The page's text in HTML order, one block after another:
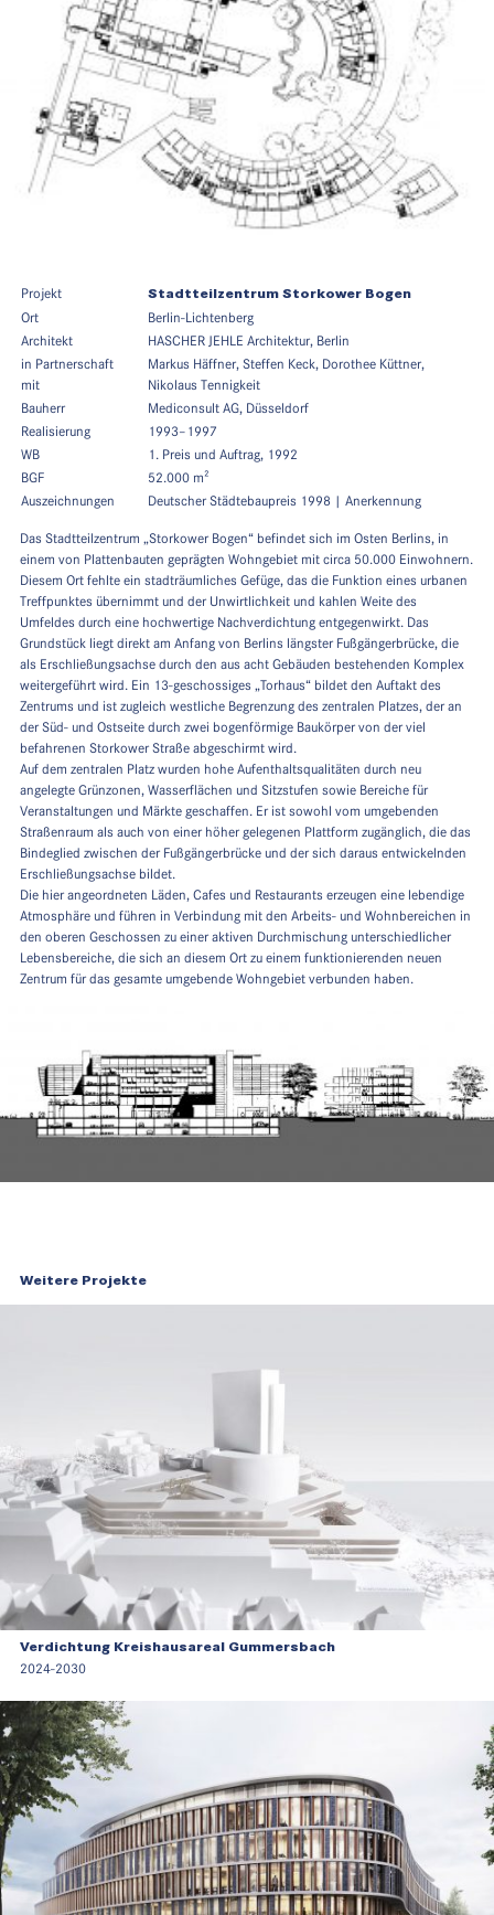
Projekt Stadtteilzentrum Storkower Bogen
Ort
Berlin-Lichtenberg
Architekt
HASCHER JEHLE Architektur, Berlin
in Partnerschaft
mit
Markus Häffner, Steffen Keck, Dorothee Küttner,
Nikolaus Tennigkeit
Bauherr
Mediconsult AG, Düsseldorf
Realisierung
1993–1997
WB
1. Preis und Auftrag, 1992
BGF
52.000 m²
Auszeichnungen
Deutscher Städtebaupreis 1998 | Anerkennung
Das Stadtteilzentrum „Storkower Bogen“ befindet sich im Osten Berlins, in
einem von Plattenbauten geprägten Wohngebiet mit circa 50.000 Einwohnern.
Diesem Ort fehlte ein stadträumliches Gefüge, das die Funktion eines urbanen
Treffpunktes übernimmt und der Unwirtlichkeit und kahlen Weite des
Umfeldes durch eine hochwertige Nachverdichtung entgegenwirkt. Das
Grundstück liegt direkt am Anfang von Berlins längster Fußgängerbrücke, die
als Erschließungsachse durch den aus acht Gebäuden bestehenden Komplex
weitergeführt wird. Ein 13-geschossiges „Torhaus“ bildet den Auftakt des
Zentrums und ist zugleich westliche Begrenzung des zentralen Platzes, der an
der Süd- und Ostseite durch zwei bogenförmige Baukörper von der viel
befahrenen Storkower Straße abgeschirmt wird.
Auf dem zentralen Platz wurden hohe Aufenthaltsqualitäten durch neu
angelegte Grünzonen, Wasserflächen und Sitzstufen sowie Bereiche für
Veranstaltungen und Märkte geschaffen. Er ist sowohl vom umgebenden
Straßenraum als auch von einer höher gelegenen Plattform zugänglich, die das
Bindeglied zwischen der Fußgängerbrücke und der sich daraus entwickelnden
Erschließungsachse bildet.
Die hier angeordneten Läden, Cafes und Restaurants erzeugen eine lebendige
Atmosphäre und führen in Verbindung mit den Arbeits- und Wohnbereichen in
den oberen Geschossen zu einer aktiven Durchmischung unterschiedlicher
Lebensbereiche, die sich an diesem Ort zu einem funktionierenden neuen
Zentrum für das gesamte umgebende Wohngebiet verbunden haben.
Weitere Projekte
Verdichtung Kreishausareal Gummersbach
2024-2030